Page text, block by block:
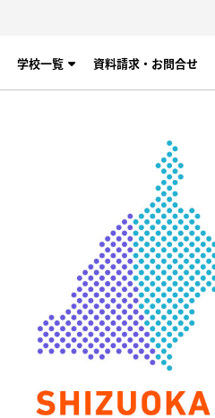
学校一覧 資料請求・お問合せ